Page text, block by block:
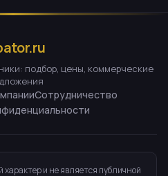
подбор, цены, коммерческие
Сотрудничество
и не является публичной